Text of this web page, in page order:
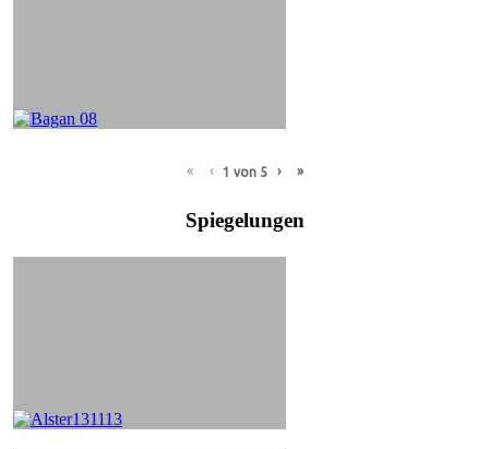
« ‹ 1 von 5 › »
Spiegelungen